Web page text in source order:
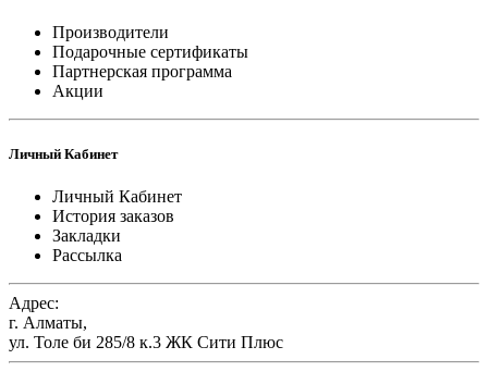
Производители
Подарочные сертификаты
Партнерская программа
Акции
Личный Кабинет
Личный Кабинет
История заказов
Закладки
Рассылка
Адрес:
г. Алматы,
ул. Толе би 285/8 к.3 ЖК Сити Плюс